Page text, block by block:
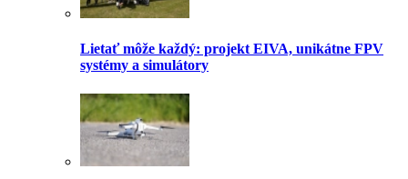
Lietať môže každý: projekt EIVA, unikátne FPV
systémy a simulátory